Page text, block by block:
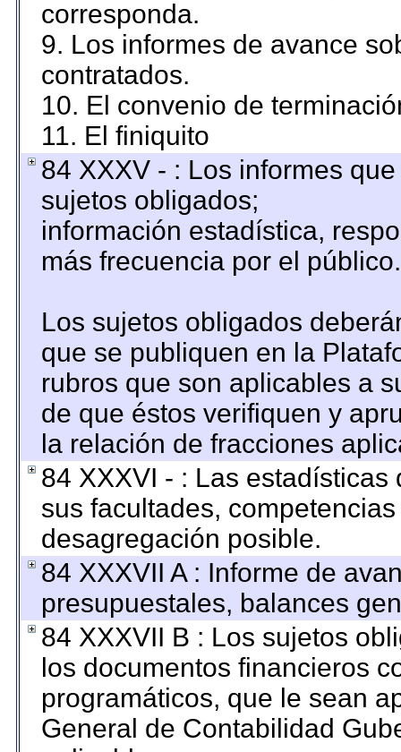
corresponda.
9. Los informes de avance
contratados.
10. El convenio de
11. El finiquito
84 XXXV - : Los informes
sujetos obligados;
información estadística,
más frecuencia por el público.
Los sujetos obligados
que se publiquen en la
rubros que son aplicables a
de que éstos verifiquen y
la relación de fracciones
84 XXXVI - : Las
sus facultades,
desagregación posible.
84 XXXVII A : Informe de
presupuestales, balances
84 XXXVII B : Los sujetos
los documentos financieros
programáticos, que le sean
General de Contabilidad